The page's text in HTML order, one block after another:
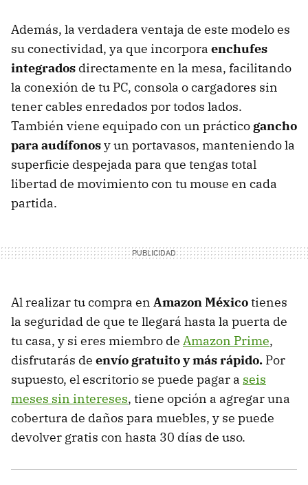
Además, la verdadera ventaja de este modelo es
su conectividad, ya que incorpora enchufes
integrados directamente en la mesa, facilitando
la conexión de tu PC, consola o cargadores sin
tener cables enredados por todos lados.
También viene equipado con un práctico gancho
para audífonosy un portavasos, manteniendo la
superficie despejada para que tengas total
libertad de movimiento con tu mouse en cada
partida.
Al realizar tu compra en Amazon Méxicotienes
la seguridad de que te llegará hasta la puerta de
tu casa, y si eres miembro de Amazon Prime,
disfrutarás de envío gratuito y más rápido. Por
supuesto, el escritorio se puede pagar a seis
meses sin intereses, tiene opción a agregar una
cobertura de daños para muebles, y se puede
devolver gratis con hasta 30 días de uso.